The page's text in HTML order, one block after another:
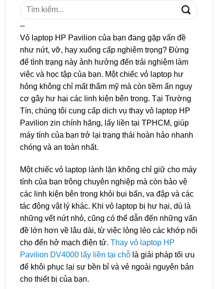
Tìm
--
Vỏ laptop HP Pavilion của bạn đang gặp vấn đề
như nứt, vỡ, hay xuống cấp nghiêm trọng? Đừng
để tình trạng này ảnh hưởng đến trải nghiệm làm
việc và học tập của bạn. Một chiếc vỏ laptop hư
hỏng không chỉ mất thẩm mỹ mà còn tiềm ẩn nguy
cơ gây hư hại các linh kiện bên trong. Tại Trường
Tín, chúng tôi cung cấp dịch vụ thay vỏ laptop HP
Pavilion zin chính hãng, lấy liền tại TPHCM, giúp
máy tính của bạn trở lại trạng thái hoàn hảo nhanh
chóng và an toàn nhất.
Một chiếc vỏ laptop lành lặn không chỉ giữ cho máy
tính của bạn trông chuyên nghiệp mà còn bảo vệ
các linh kiện bên trong khỏi bụi bẩn, va đập và các
tác động vật lý khác. Khi vỏ laptop bị hư hại, dù là
những vết nứt nhỏ, cũng có thể dẫn đến những vấn
đề lớn hơn về lâu dài, từ việc lỏng lẻo các khớp nối
cho đến hở mạch điện tử. Thay vỏ laptop HP
Pavilion DV4000 lấy liền tại chỗlà giải pháp tối ưu
để khôi phục lại sự bền bỉ và vẻ ngoài nguyên bản
cho thiết bị của bạn.